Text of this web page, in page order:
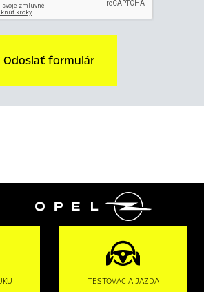
Odoslať formulár

TESTOVACIA JAZDA